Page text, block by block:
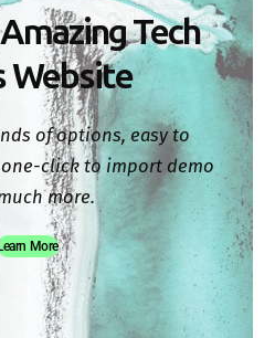
Tech
Website
of options, easy to
click to import demo
more.
More